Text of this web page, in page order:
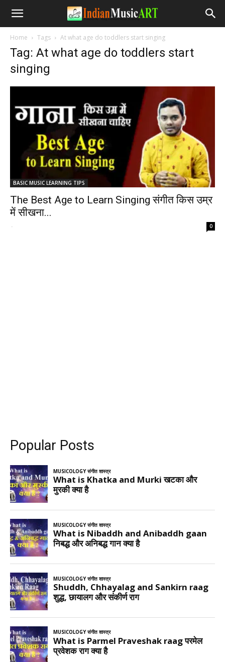
Home Tags At what age do toddlers start singing
Tag: At what age do toddlers start
singing
BASIC MUSIC LEARNING TIPS
The Best Age to Learn Singing संगीत किस उम्र
में सीखना...
- 0
Popular Posts